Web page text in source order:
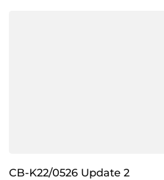
CB-K22/0526 Update 2